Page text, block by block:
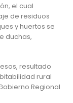
el cual
de residuos
y huertos se
duchas,
resultado
rural
Regional